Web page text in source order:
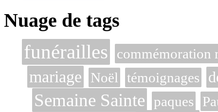
Nuage de tags
funérailles
commémoration
mariage Noël témoignages
Semaine Sainte paques